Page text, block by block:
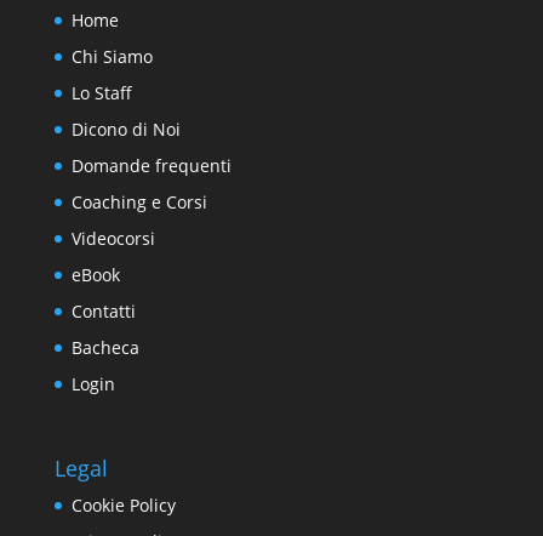
Home
Chi Siamo
Lo Staff
Dicono di Noi
Domande frequenti
Coaching e Corsi
Videocorsi
eBook
Contatti
Bacheca
Login
Legal
Cookie Policy